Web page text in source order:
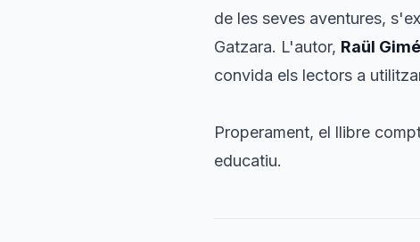
de les seves aventures,
Gatzara. L'autor, Raül
convida els lectors a
Properament, el llibre
educatiu.